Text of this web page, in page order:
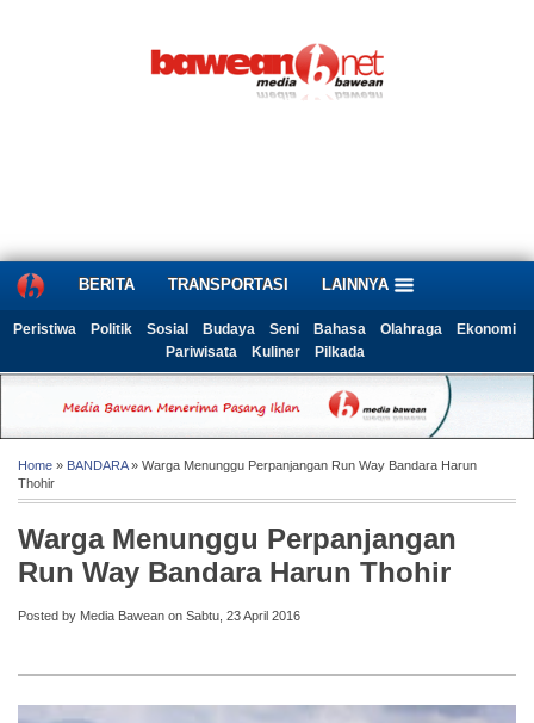
BERITA TRANSPORTASI LAINNYA
Peristiwa Politik Sosial Budaya Seni Bahasa Olahraga
Ekonomi
Pariwisata
Kuliner Pilkada
Home » BANDARA» Warga Menunggu Perpanjangan Run Way Bandara Harun
Thohir
Warga Menunggu Perpanjangan
Run Way Bandara Harun Thohir
Posted by Media Bawean on Sabtu, 23 April 2016